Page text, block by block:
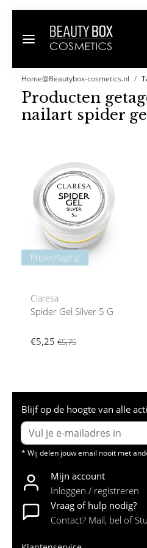
Home@Beautybox-cosmetics.nl
Producten
nailart spider
Prijsverlaging
Claresa
Spider Gel Silver 5 G
€5,25 €5,75
Blijf op de hoogte van alle
* Wij delen jouw email nooit met
Mijn account
Inloggen / registreren
Vraag of hulp nodig?
Contact? Mail, bel of